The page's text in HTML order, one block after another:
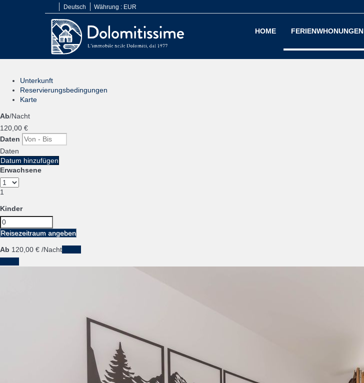
Deutsch Währung : EUR
HOME FERIENWHONUNGEN
Unterkunft
Reservierungsbedingungen
Karte
Ab/Nacht
120, 00 €
Daten
Daten
Datum hinzufügen
Erwachsene
1
Kinder
Reisezeitraum angeben
Ab 120, 00 € /Nacht